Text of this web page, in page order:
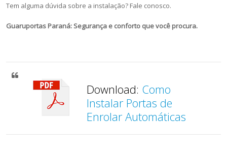
Tem alguma dúvida sobre a instalação? Fale conosco.
Guaruportas Paraná: Segurança e conforto que você procura.
Download: Como
Instalar Portas de
Enrolar Automáticas